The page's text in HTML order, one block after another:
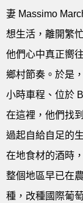
妻 Massimo
想生活，離開繁
他們心中真正嚮
鄉村節奏。於是
小時車程、位於
在這裡，他們找
過起自給自足的
在地食材的酒時
整個地區早已在
種，改種國際葡